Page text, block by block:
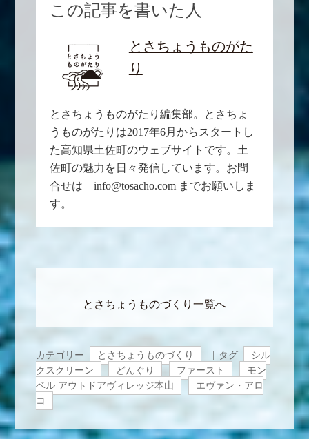
この記事を書いた人
とさちょうものがた
り
とさちょうものがたり編集部。とさちょ
うものがたりは2017年6月からスタートし
た高知県土佐町のウェブサイトです。土
佐町の魅力を日々発信しています。お問
合せは info@tosacho.com までお願いしま
す。
とさちょうものづくり一覧へ
カテゴリー: とさちょうものづくり タグ:
シル
クスクリーン
どんぐり ファースト
モン
ベル アウトドアヴィレッジ本山
エヴァン・アロ
コ